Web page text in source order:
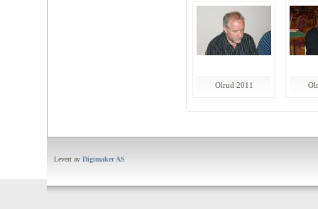
Olrud 2011
Levert av Digimaker AS